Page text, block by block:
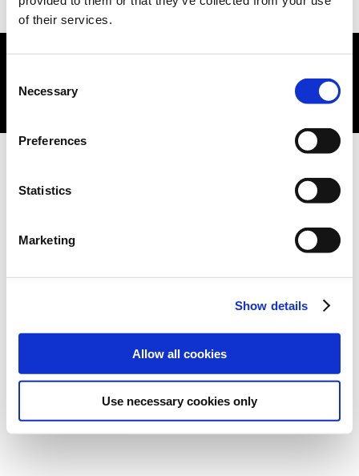
of their services.
Selection
Necessary
Preferences
Statistics
Marketing
Show details
Allow all cookies
Use necessary cookies only